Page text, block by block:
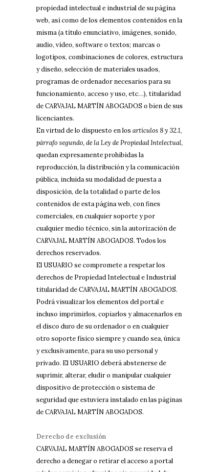
propiedad intelectual e industrial de su página
web, así como de los elementos contenidos en la
misma (a título enunciativo, imágenes, sonido,
audio, vídeo, software o textos; marcas o
logotipos, combinaciones de colores, estructura
y diseño, selección de materiales usados,
programas de ordenador necesarios para su
funcionamiento, acceso y uso, etc…), titularidad
de CARVAJAL MARTÍN ABOGADOS o bien de sus
licenciantes.
En virtud de lo dispuesto en los artículos 8 y 32.1,
párrafo segundo, de la Ley de Propiedad Intelectual,
quedan expresamente prohibidas la
reproducción, la distribución y la comunicación
pública, incluida su modalidad de puesta a
disposición, de la totalidad o parte de los
contenidos de esta página web, con fines
comerciales, en cualquier soporte y por
cualquier medio técnico, sin la autorización de
CARVAJAL MARTÍN ABOGADOS. Todos los
derechos reservados.
El USUARIO se compromete a respetar los
derechos de Propiedad Intelectual e Industrial
titularidad de CARVAJAL MARTÍN ABOGADOS.
Podrá visualizar los elementos del portal e
incluso imprimirlos, copiarlos y almacenarlos en
el disco duro de su ordenador o en cualquier
otro soporte físico siempre y cuando sea, única
y exclusivamente, para su uso personal y
privado. El USUARIO deberá abstenerse de
suprimir, alterar, eludir o manipular cualquier
dispositivo de protección o sistema de
seguridad que estuviera instalado en las páginas
de CARVAJAL MARTÍN ABOGADOS.
Derecho de exclusión
CARVAJAL MARTÍN ABOGADOS se reserva el
derecho a denegar o retirar el acceso a portal